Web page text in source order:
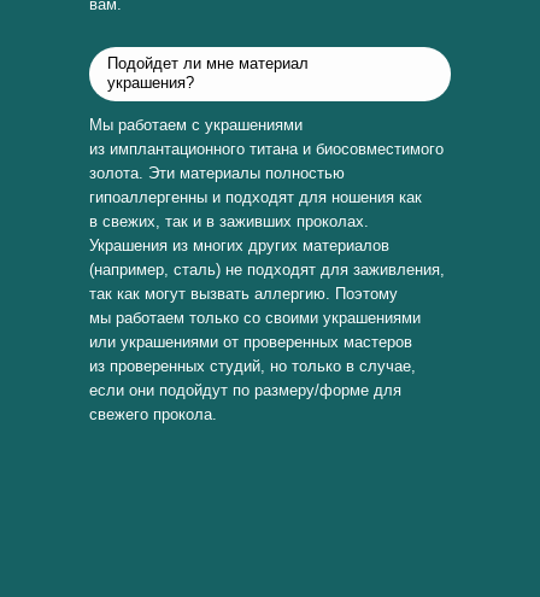
вам.
Подойдет ли мне материал
украшения?
Мы работаем с украшениями
из имплантационного титана и биосовместимого
золота. Эти материалы полностью
гипоаллергенны и подходят для ношения как
в свежих, так и в заживших проколах.
Украшения из многих других материалов
(например, сталь) не подходят для заживления,
так как могут вызвать аллергию. Поэтому
мы работаем только со своими украшениями
или украшениями от проверенных мастеров
из проверенных студий, но только в случае,
если они подойдут по размеру/форме для
свежего прокола.